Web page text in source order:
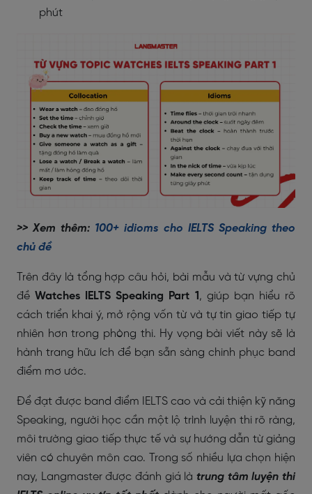
phút
>> Xem thêm: 100+ idioms cho IELTS Speaking theo
chủ đề
Trên đây là tổng hợp câu hỏi, bài mẫu và từ vựng chủ
đềWatches IELTS Speaking Part 1 , giúp bạn hiểu rõ
cách triển khai ý, mở rộng vốn từ và tự tin giao tiếp tự
nhiên hơn trong phòng thi. Hy vọng bài viết này sẽ là
hành trang hữu ích để bạn sẵn sàng chinh phục band
điểm mơ ước.
Để đạt được band điểm IELTS cao và cải thiện kỹ năng
Speaking, người học cần một lộ trình luyện thi rõ ràng,
môi trường giao tiếp thực tế và sự hướng dẫn từ giảng
viên có chuyên môn cao. Trong số nhiều lựa chọn hiện
nay, Langmaster được đánh giá là trung tâm luyện thi